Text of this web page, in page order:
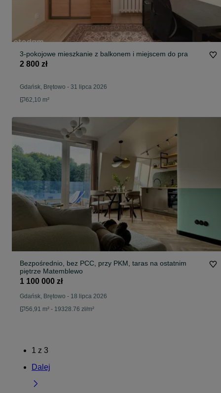
3-pokojowe mieszkanie z balkonem i miejscem do pra
2 800 zł
Gdańsk, Brętowo - 31 lipca 2026
62,10 m²
Bezpośrednio, bez PCC, przy PKM, taras na ostatnim
piętrze Matemblewo
1 100 000 zł
Gdańsk, Brętowo - 18 lipca 2026
56,91 m² - 19328.76 zł/m²
1 z 3
Dalej